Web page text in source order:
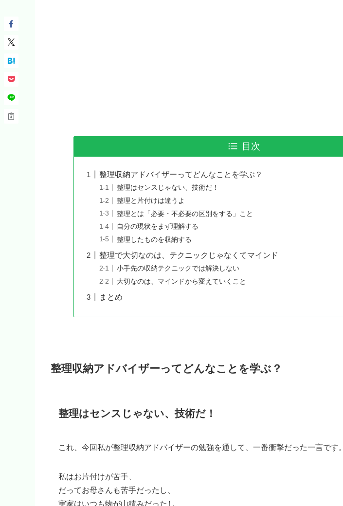
目次
整理収納アドバイザーってどんなことを学ぶ？
整理はセンスじゃない、技術だ！
整理と片付けは違うよ
整理とは「必要・不必要の区別をする」こと
自分の現状をまず理解する
整理したものを収納する
整理で大切なのは、テクニックじゃなくてマインド
小手先の収納テクニックでは解決しない
大切なのは、マインドから変えていくこと
まとめ
整理収納アドバイザーってどんなことを学ぶ？
整理はセンスじゃない、技術だ！
これ、今回私が整理収納アドバイザーの勉強を通して、一番衝撃だった一言です。
私はお片付けが苦手、
だってお母さんも苦手だったし、
実家はいつも物が山積みだったし、